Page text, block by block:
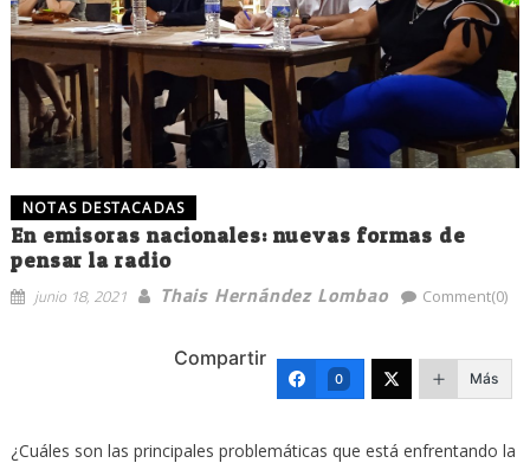
NOTAS DESTACADAS
En emisoras nacionales: nuevas formas de
pensar la radio
junio 18, 2021 Thais Hernández Lombao Comment(0)
Compartir
0 Más
¿Cuáles son las principales problemáticas que está enfrentando la